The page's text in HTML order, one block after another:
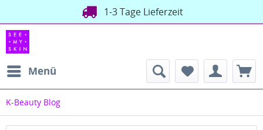
1-3 Tage Lieferzeit
Menü
K-Beauty Blog